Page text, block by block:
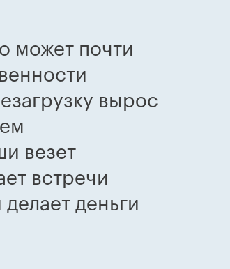
может почти
вырос
везет
встречи
деньги